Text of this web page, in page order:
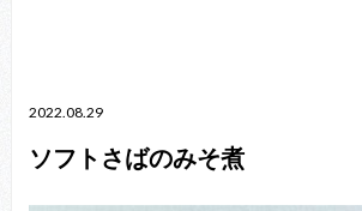
2022.08.29
ソフトさばのみそ煮